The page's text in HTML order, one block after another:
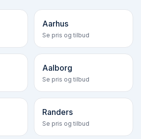
Aarhus
Se pris og tilbud
Aalborg
Se pris og tilbud
Randers
Se pris og tilbud